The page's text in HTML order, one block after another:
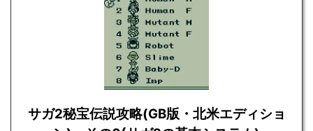
サガ2秘宝伝説攻略(GB版・北米エディショ